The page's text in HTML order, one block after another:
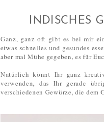
INDISCHES
Ganz, ganz oft gibt es bei mir
etwas schnelles und gesundes
aber mal Mühe gegeben, es für
Natürlich könnt Ihr ganz
verwenden, das Ihr gerade
verschiedenen Gewürze, die dem